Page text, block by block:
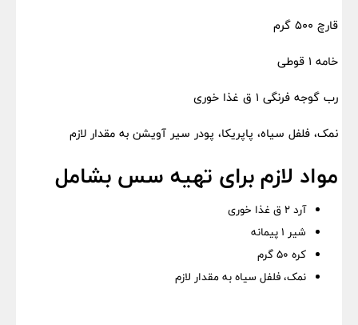
قارچ ۵۰۰ گرم
خامه ۱ قوطی
رب گوجه فرنگی ۱ ق غذا خوری
نمک، فلفل سیاه، پاپریکا، پودر سیر آویشن به مقدار لازم
مواد لازم برای تهیه سس بشامل
آرد ۲ ق غذا خوری
شیر ۱ پیمانه
کره ۵۰ گرم
نمک، فلفل سیاه به مقدار لازم